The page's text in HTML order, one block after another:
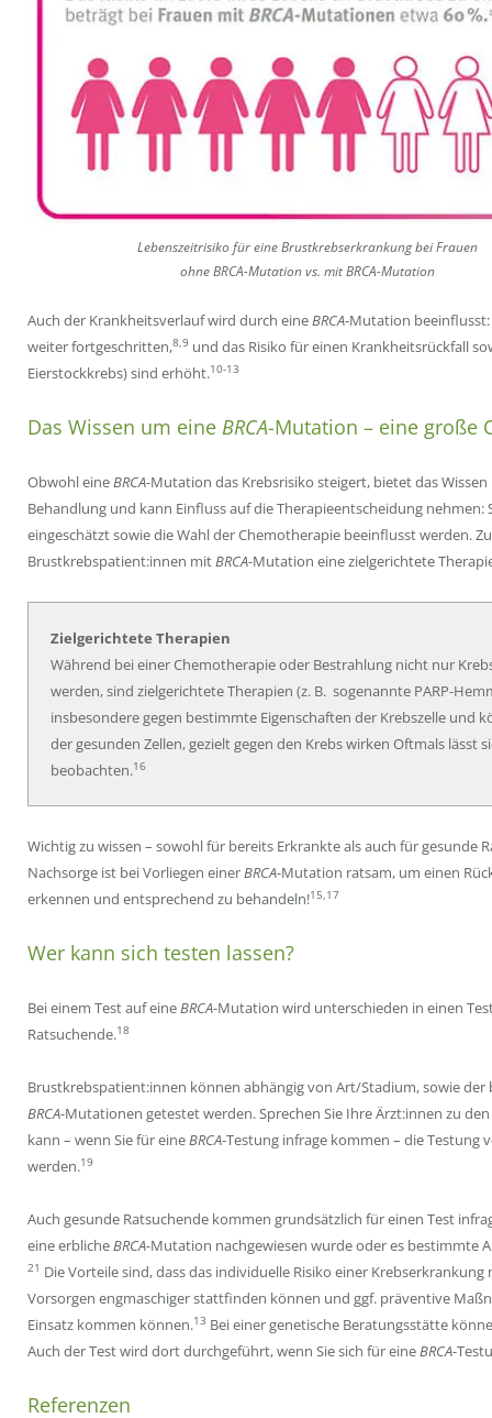
Lebenszeitrisiko für eine Brustkrebserkrankung bei Frauen
ohne BRCA-Mutation vs. mit BRCA-Mutation
Auch der Krankheitsverlauf wird durch eineBRCA-Mutation beeinflusst:
weiter fortgeschritten,8,9 und das Risiko für einen Krankheitsrückfall
Eierstockkrebs) sind erhöht.10-13
Das Wissen um eine BRCA-Mutation – eine große
Obwohl eineBRCA-Mutation das Krebsrisiko steigert, bietet das
Behandlung und kann Einfluss auf die Therapieentscheidung nehmen:
eingeschätzt sowie die Wahl der Chemotherapie beeinflusst werden.
Brustkrebspatient:innen mitBRCA-Mutation eine zielgerichtete
Zielgerichtete Therapien
Während bei einer Chemotherapie oder Bestrahlung nicht nur
werden, sind zielgerichtete Therapien (z. B. sogenannte PARP-
insbesondere gegen bestimmte Eigenschaften der Krebszelle und
der gesunden Zellen, gezielt gegen den Krebs wirken Oftmals lässt
beobachten.16
Wichtig zu wissen – sowohl für bereits Erkrankte als auch für gesunde
Nachsorge ist bei Vorliegen einerBRCA-Mutation ratsam, um einen
erkennen und entsprechend zu behandeln!15,17
Wer kann sich testen lassen?
Bei einem Test auf eineBRCA-Mutation wird unterschieden in einen
Ratsuchende.18
Brustkrebspatient:innen können abhängig von Art/Stadium, sowie
BRCA-Mutationen getestet werden. Sprechen Sie Ihre Ärzt:innen zu
kann – wenn Sie für eineBRCA-Testung infrage kommen – die Testung
werden.19
Auch gesunde Ratsuchende kommen grundsätzlich für einen Test
eine erblicheBRCA-Mutation nachgewiesen wurde oder es bestimmte
21 Die Vorteile sind, dass das individuelle Risiko einer
Vorsorgen engmaschiger stattfinden können und ggf. präventive
Einsatz kommen können.13 Bei einer genetische Beratungsstätte
Auch der Test wird dort durchgeführt, wenn Sie sich für eineBRCA-
Referenzen